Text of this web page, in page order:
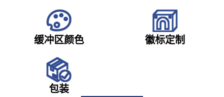
缓冲区颜色 徽标定制
包装